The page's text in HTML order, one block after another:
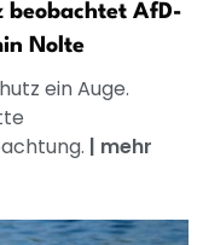
beobachtet AfD-
Nolte
ein Auge.
| mehr